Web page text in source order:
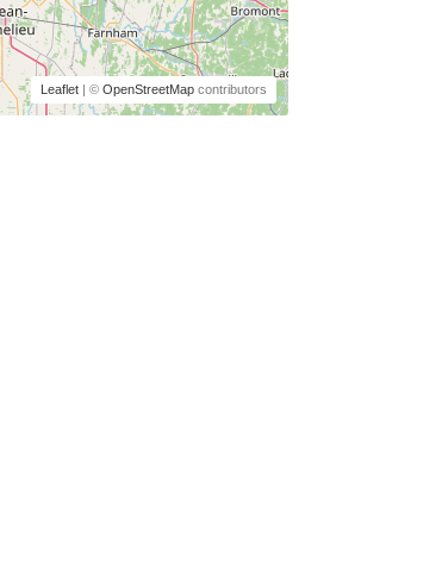
Leaflet| © OpenStreetMapcontributors